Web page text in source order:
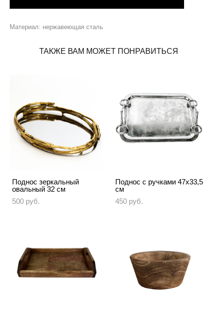
Материал: нержавеющая сталь
ТАКЖЕ ВАМ МОЖЕТ ПОНРАВИТЬСЯ
Поднос зеркальный
овальный 32 см
500 pуб.
Поднос с ручками 47х33,5
см
450 pуб.